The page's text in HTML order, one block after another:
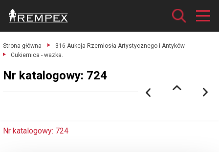
Strona główna
316 Aukcja Rzemiosła Artystycznego i Antyków
Cukiernica - wazka.
Nr katalogowy: 724
Nr katalogowy: 724